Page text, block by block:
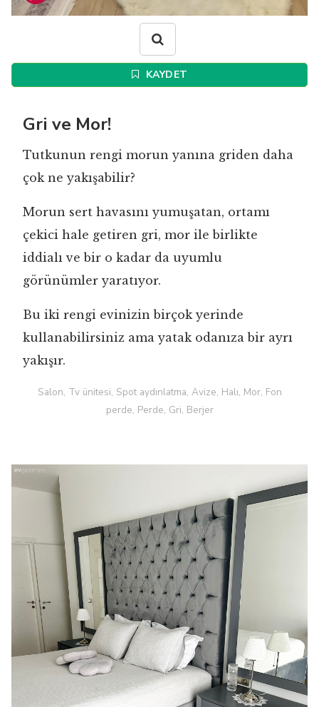
KAYDET
Gri ve Mor!
Tutkunun rengi morun yanına griden daha
çok ne yakışabilir?
Morun sert havasını yumuşatan, ortamı
çekici hale getiren gri, mor ile birlikte
iddialı ve bir o kadar da uyumlu
görünümler yaratıyor.
Bu iki rengi evinizin birçok yerinde
kullanabilirsiniz ama yatak odanıza bir ayrı
yakışır.
Salon, Tv ünitesi, Spot aydınlatma, Avize, Halı, Mor, Fon
perde, Perde, Gri, Berjer